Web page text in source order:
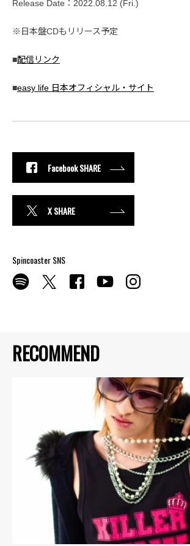
RECOMMEND
Release Date：2022.08.12 (Fri.)
※日本盤CDもリリース予定
■配信リンク
■easy life 日本オフィシャル・サイト
Facebook SHARE
X SHARE
Spincoaster SNS